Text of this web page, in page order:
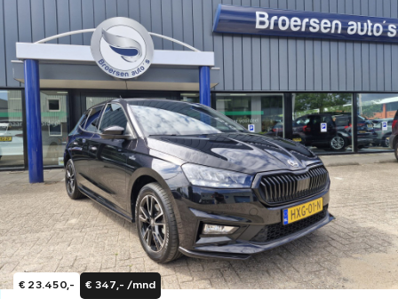
€ 23.450,- € 347,- /mnd